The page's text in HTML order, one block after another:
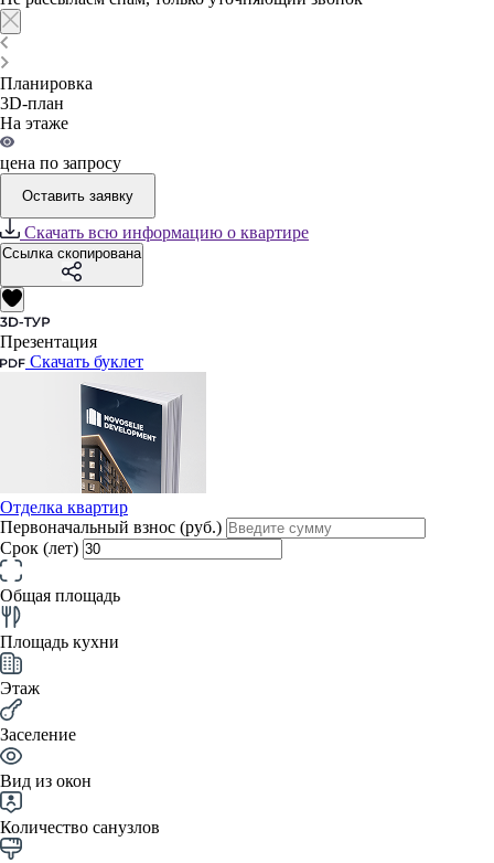
Планировка
3D-план
На этаже
цена по запросу
Оставить заявку
Скачать всю информацию о квартире
Ссылка скопирована
Презентация
Скачать буклет
Отделка квартир
Первоначальный взнос (руб.)
Срок (лет)
Общая площадь
Площадь кухни
Этаж
Заселение
Вид из окон
Количество санузлов